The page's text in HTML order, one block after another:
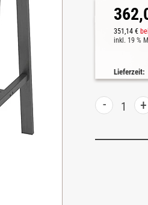
351,14 €
inkl. 19 %
Lieferzeit:
- +